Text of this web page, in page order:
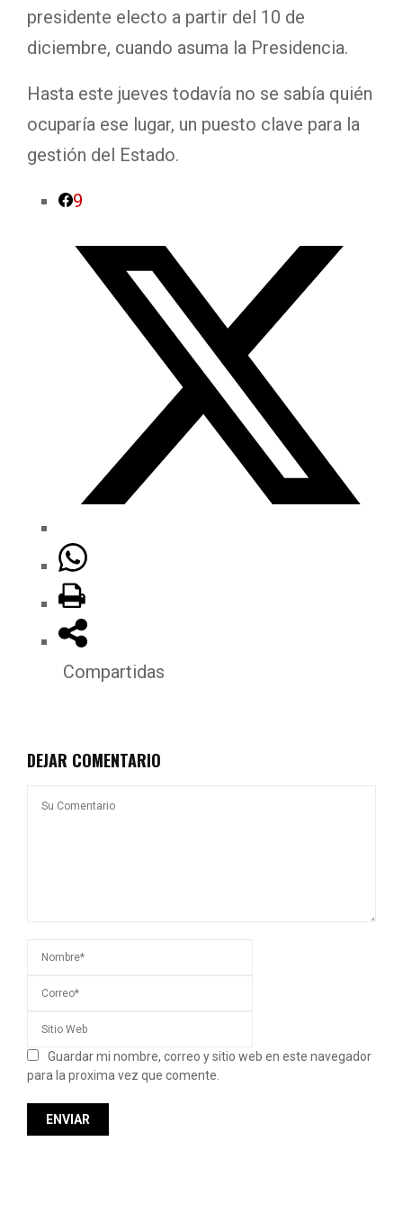
presidente electo a partir del 10 de
diciembre, cuando asuma la Presidencia.
Hasta este jueves todavía no se sabía quién
ocuparía ese lugar, un puesto clave para la
gestión del Estado.
9
Compartidas
DEJAR COMENTARIO
Guardar mi nombre, correo y sitio web en este navegador
para la proxima vez que comente.